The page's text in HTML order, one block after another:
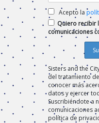
Acepto la
Quiero recibir
comunicaciones
Sisters and the
del tratamiento
conocer más
datos y ejercer
Suscribiéndote a
comunicaciones
política de